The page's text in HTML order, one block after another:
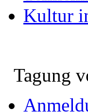
Kultur
Tagung